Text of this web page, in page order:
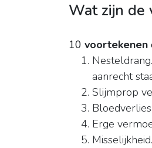
Wat zijn de
10 voortekenen
aanrecht
Slijmprop
Erge